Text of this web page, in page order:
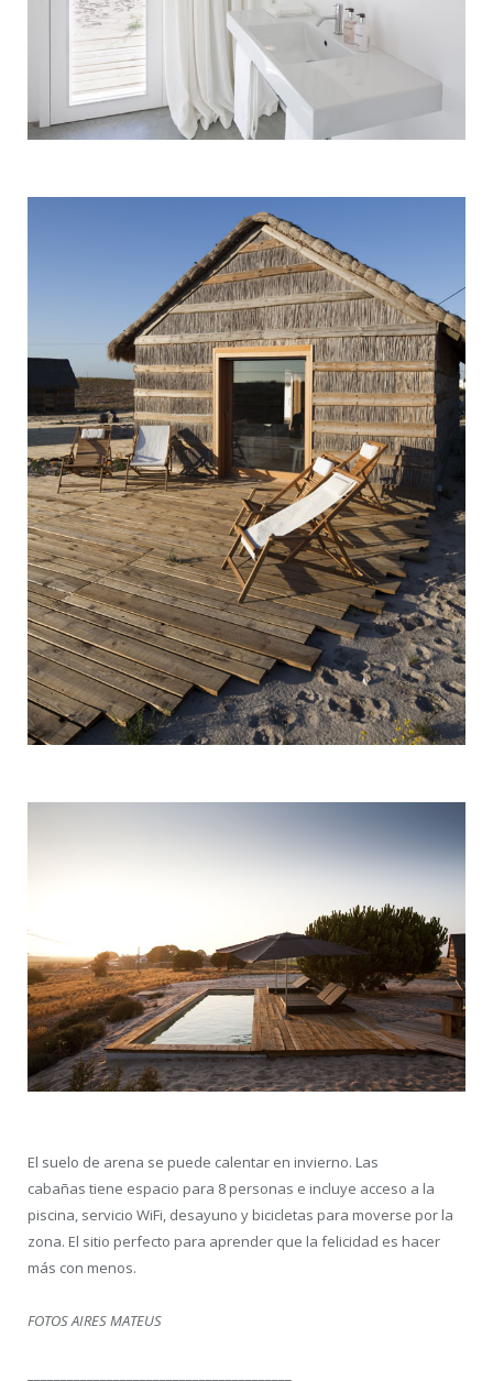
El suelo de arena se puede calentar en invierno. Las
cabañas tiene espacio para 8 personas e incluye acceso a la
piscina, servicio WiFi, desayuno y bicicletas para moverse por la
zona. El sitio perfecto para aprender que la felicidad es hacer
más con menos.
FOTOS AIRES MATEUS